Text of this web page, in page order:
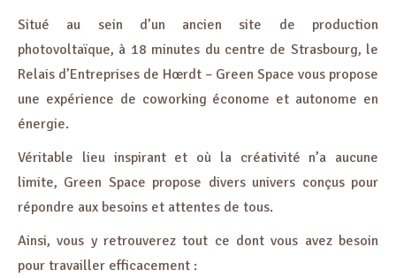
Situé au sein d’un ancien site de production
photovoltaïque, à 18 minutes du centre de Strasbourg, le
Relais d’Entreprises de Hœrdt – Green Space vous propose
une expérience de coworking économe et autonome en
énergie.
Véritable lieu inspirant et où la créativité n’a aucune
limite, Green Space propose divers univers conçus pour
répondre aux besoins et attentes de tous.
Ainsi, vous y retrouverez tout ce dont vous avez besoin
pour travailler efficacement :